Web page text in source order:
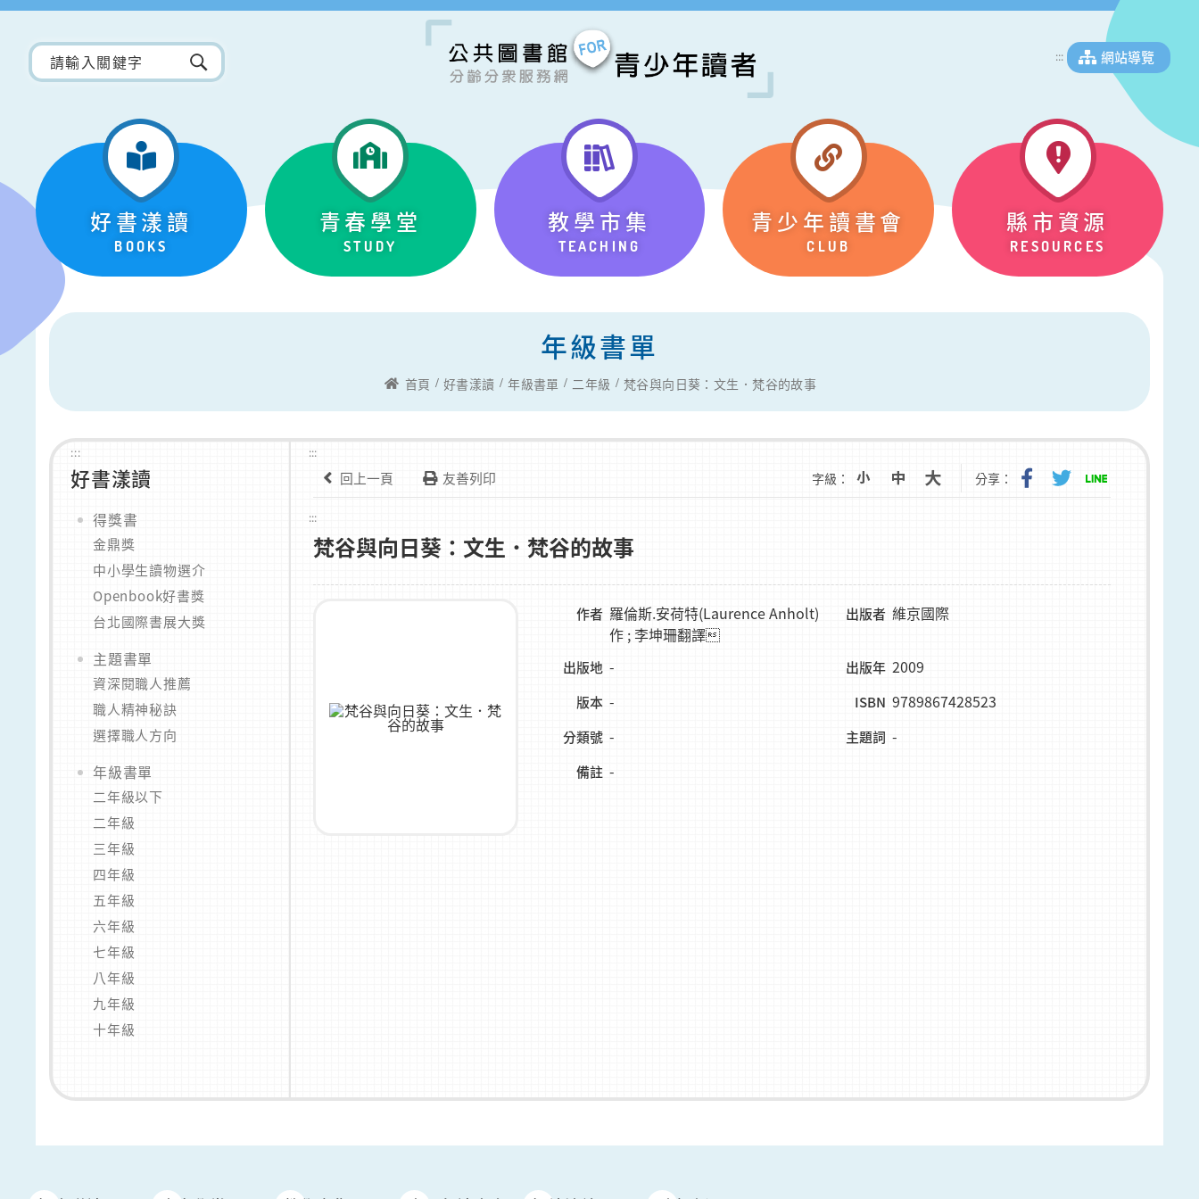
::: 網站導覽
好書漾讀
BOOKS
青春學堂
STUDY
教學市集
TEACHING
青少年讀書會
CLUB
縣市資源
RESOURCES
年級書單
首頁 好書漾讀 年級書單 二年級 梵谷與向日葵：文生．梵谷的故事
:::
好書漾讀
得獎書
金鼎獎
中小學生讀物選介
Openbook好書獎
台北國際書展大獎
主題書單
資深閱職人推薦
職人精神秘訣
選擇職人方向
年級書單
二年級以下
二年級
三年級
四年級
五年級
六年級
七年級
八年級
九年級
十年級
:::
回上一頁 友善列印 字級： 分享：
:::
梵谷與向日葵：文生．梵谷的故事
作者 羅倫斯.安荷特(Laurence Anholt)
作 ; 李坤珊翻譯
出版者 維京國際
出版地 - 出版年 2009
版本 - ISBN 9789867428523
分類號 - 主題詞 -
備註 -